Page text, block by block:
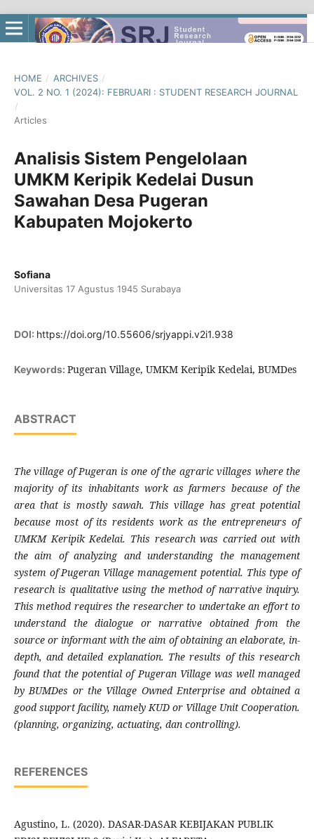
HOME / ARCHIVES /
VOL. 2 NO. 1 (2024): FEBRUARI : STUDENT RESEARCH JOURNAL
/
Articles
Analisis Sistem Pengelolaan
UMKM Keripik Kedelai Dusun
Sawahan Desa Pugeran
Kabupaten Mojokerto
Sofiana
Universitas 17 Agustus 1945 Surabaya
DOI: https://doi.org/10.55606/srjyappi.v2i1.938
Keywords: Pugeran Village, UMKM Keripik Kedelai, BUMDes
ABSTRACT
The village of Pugeran is one of the agraric villages where the
majority of its inhabitants work as farmers because of the
area that is mostly sawah. This village has great potential
because most of its residents work as the entrepreneurs of
UMKM Keripik Kedelai. This research was carried out with
the aim of analyzing and understanding the management
system of Pugeran Village management potential. This type of
research is qualitative using the method of narrative inquiry.
This method requires the researcher to undertake an effort to
understand the dialogue or narrative obtained from the
source or informant with the aim of obtaining an elaborate, in-
depth, and detailed explanation. The results of this research
found that the potential of Pugeran Village was well managed
by BUMDes or the Village Owned Enterprise and obtained a
good support facility, namely KUD or Village Unit Cooperation.
(planning, organizing, actuating, dan controlling).
REFERENCES
Agustino, L. (2020). DASAR-DASAR KEBIJAKAN PUBLIK